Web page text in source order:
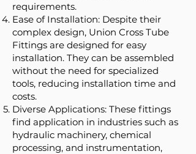
requirements.
Ease of Installation: Despite their
complex design, Union Cross Tube
Fittings are designed for easy
installation. They can be assembled
without the need for specialized
tools, reducing installation time and
costs.
Diverse Applications: These fittings
find application in industries such as
hydraulic machinery, chemical
processing, and instrumentation,